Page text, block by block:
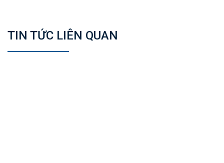
TIN TỨC LIÊN QUAN